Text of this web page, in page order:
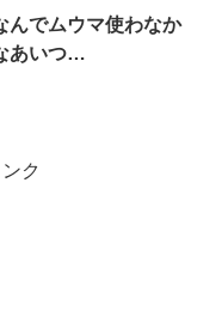
んでムウマ使わなか
あいつ…
ク